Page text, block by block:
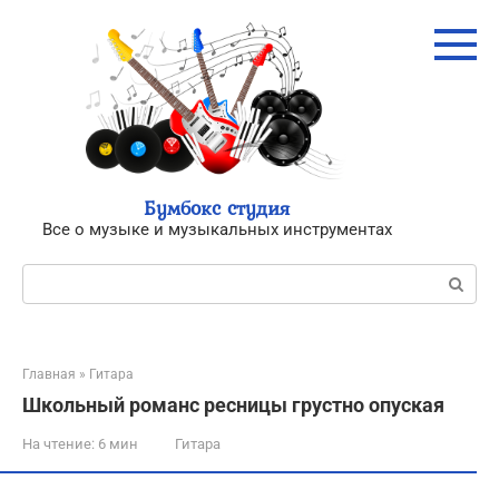
Бумбокс студия
Все о музыке и музыкальных инструментах
Поиск:
Главная » Гитара
Школьный романс ресницы грустно опуская
На чтение: 6 мин Гитара